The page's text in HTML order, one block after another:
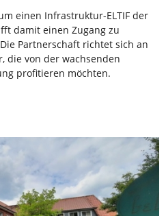
einen Infrastruktur-ELTIF der
damit einen Zugang zu
Partnerschaft richtet sich an
die von der wachsenden
profitieren möchten.